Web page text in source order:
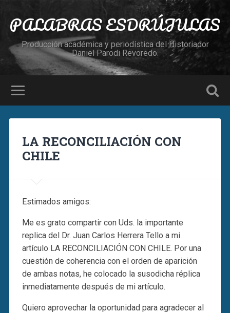
PALABRAS ESDRÚJULAS
Producción académica y periodística del Historiador
Daniel Parodi Revoredo.
LA RECONCILIACIÓN CON
CHILE
Estimados amigos:
Me es grato compartir con Uds. la importante
replica del Dr. Juan Carlos Herrera Tello a mi
artículo LA RECONCILIACIÓN CON CHILE. Por una
cuestión de coherencia con el orden de aparición
de ambas notas, he colocado la susodicha réplica
inmediatamente después de mi artículo.
Quiero aprovechar la oportunidad para agradecer al